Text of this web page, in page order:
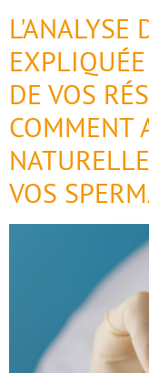
L'ANALYSE
DE VOS
COMMENT
VOS